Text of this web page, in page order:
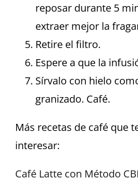
reposar durante 5
extraer mejor la
Retire el filtro.
Espere a que la
Sírvalo con hielo
granizado. Café.
Más recetas de café que
interesar:
Café Latte con Método